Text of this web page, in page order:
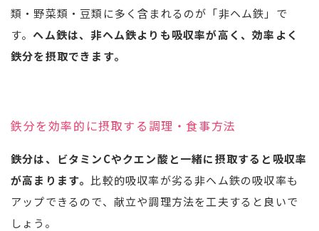
類・野菜類・豆類に多く含まれるのが「非ヘム鉄」で
す。ヘム鉄は、非ヘム鉄よりも吸収率が高く、効率よく
鉄分を摂取できます。
鉄分を効率的に摂取する調理・食事方法
鉄分は、ビタミンCやクエン酸と一緒に摂取すると吸収率
が高まります。 比較的吸収率が劣る非ヘム鉄の吸収率も
アップできるので、献立や調理方法を工夫すると良いで
しょう。